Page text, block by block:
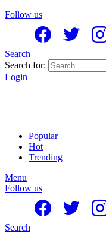
Follow us
Search
Search for:
Login
Popular
Hot
Trending
Menu
Follow us
Search